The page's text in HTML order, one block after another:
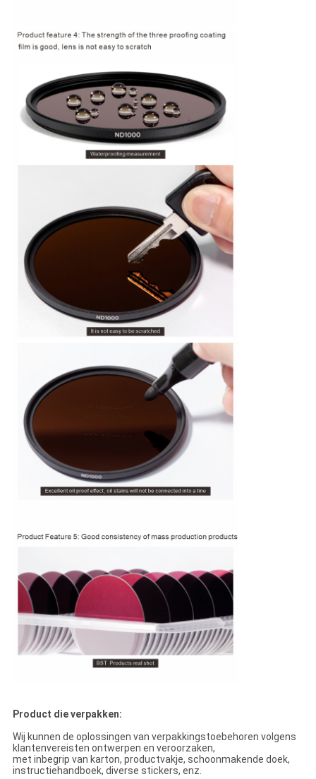
Product die verpakken:
Wij kunnen de oplossingen van verpakkingstoebehoren volgens
klantenvereisten ontwerpen en veroorzaken,
met inbegrip van karton, productvakje, schoonmakende doek,
instructiehandboek, diverse stickers, enz.